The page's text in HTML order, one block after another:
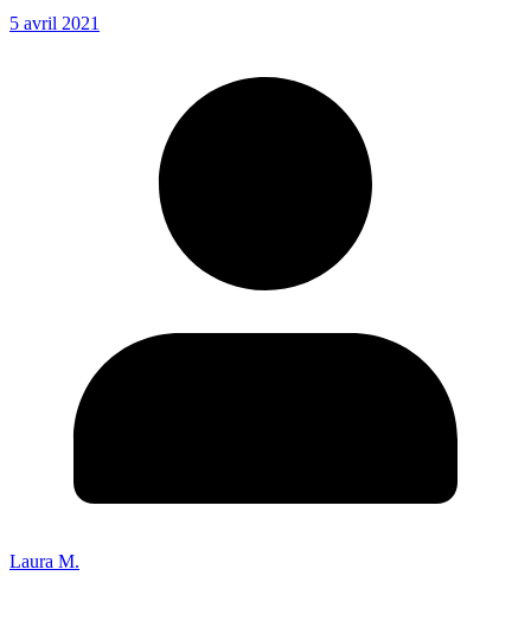
5 avril 2021
Laura M.